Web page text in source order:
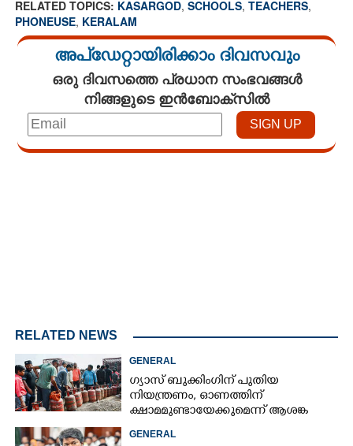
RELATED TOPICS: KASARGOD, SCHOOLS, TEACHERS,
PHONEUSE, KERALAM
അപ്ഡേറ്റായിരിക്കാം ദിവസവും
ഒരു ദിവസത്തെ പ്രധാന സംഭവങ്ങൾ
നിങ്ങളുടെ ഇൻബോക്സിൽ
RELATED NEWS
GENERAL
ഗ്യാസ് ബുക്കിംഗിന് പുതിയ
നിയന്ത്രണം, ഓണത്തിന്
ക്ഷാമമുണ്ടായേക്കുമെന്ന് ആശങ്ക
GENERAL